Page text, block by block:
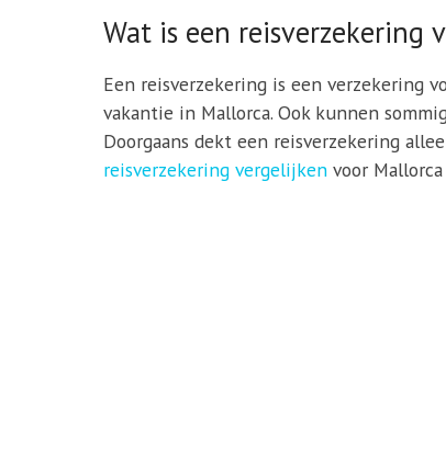
Wat is een reisverzekering
Een reisverzekering is een verzekering
vakantie in Mallorca. Ook kunnen
Doorgaans dekt een reisverzekering
reisverzekering vergelijken voor